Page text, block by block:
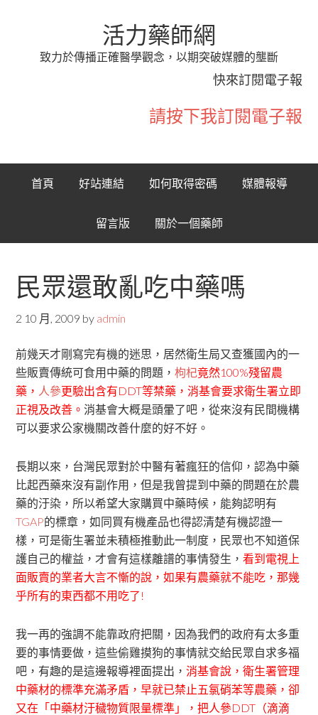
活力藥師網
致力於傳播正確醫學觀念，以期突破媒體的壟斷
快來訂閱電子報
請按下我訂閱電子報
首頁 好站連結 如何取得密碼 媒體報導
留言版 關於一個藥師
民眾還敢亂吃中藥嗎
2 10 月, 2009 by admin
前幾天才剛寫完有機的迷思，居然衛生局又查獲國內的一
些販賣傳統可食用中藥的問題，枸杞竟然100%殘留農
藥， 人參更驗出含有DDT等禁藥，消基會要求衛生署立即
正視及改善。消基會大概是頭暈了吧，從來沒有民間機構
可以要求公家機關改善什麼的好不好。
長期以來，台灣民眾對於中醫有著瘋狂的信仰，認為中藥
比起西藥來沒有副作用，但是我曾提到中藥的問題在於農
藥的汙染，所以希望大家購買中藥時候，能夠認明有
TGAP的標章，如同買有機產品也得認清楚有機認證一
樣，可是衛生署並未積極推動此一制度，民眾也不知道保
護自己的權益，才會有這樣離譜的事情發生，看到電視上
面販賣的業者大言不慚的說，如果有農藥就不能吃，那幾
乎所有的東西都不用吃了!
我一再的強調不能靠政府把關，因為我們的政府有太多重
要的事情要做，這些偷雞摸狗的事情就交給民眾自求多福
吧，有趣的是這邊報導裡面提出，消基會說，衛生署管理
中藥材的標準充滿矛盾，早就已禁止五氯硝苯等農藥，卻
又在「中藥材汙穢物質限量標準」，把人參DDT（滴滴